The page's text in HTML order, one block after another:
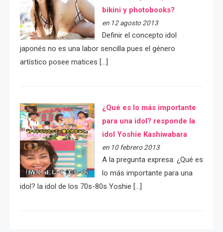
bikini y photobooks?
en 12 agosto 2013
Definir el concepto idol
japonés no es una labor sencilla pues el género
artístico posee matices […]
¿Qué es lo más importante
para una idol? responde la
idol Yoshie Kashiwabara
en 10 febrero 2013
A la pregunta expresa: ¿Qué es
lo más importante para una
idol? la idol de los 70s-80s Yoshie […]